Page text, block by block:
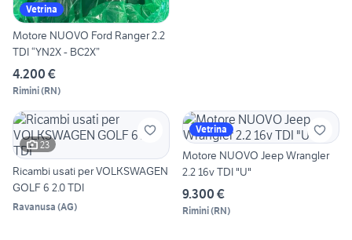
Vetrina
Motore NUOVO Ford Ranger 2.2
TDI “YN2X - BC2X”
4.200 €
Rimini(RN)
23
Ricambi usati per VOLKSWAGEN
GOLF 6 2.0 TDI
Ravanusa (AG)
Vetrina
Motore NUOVO Jeep Wrangler
2.2 16v TDI "U"
9.300 €
Rimini(RN)